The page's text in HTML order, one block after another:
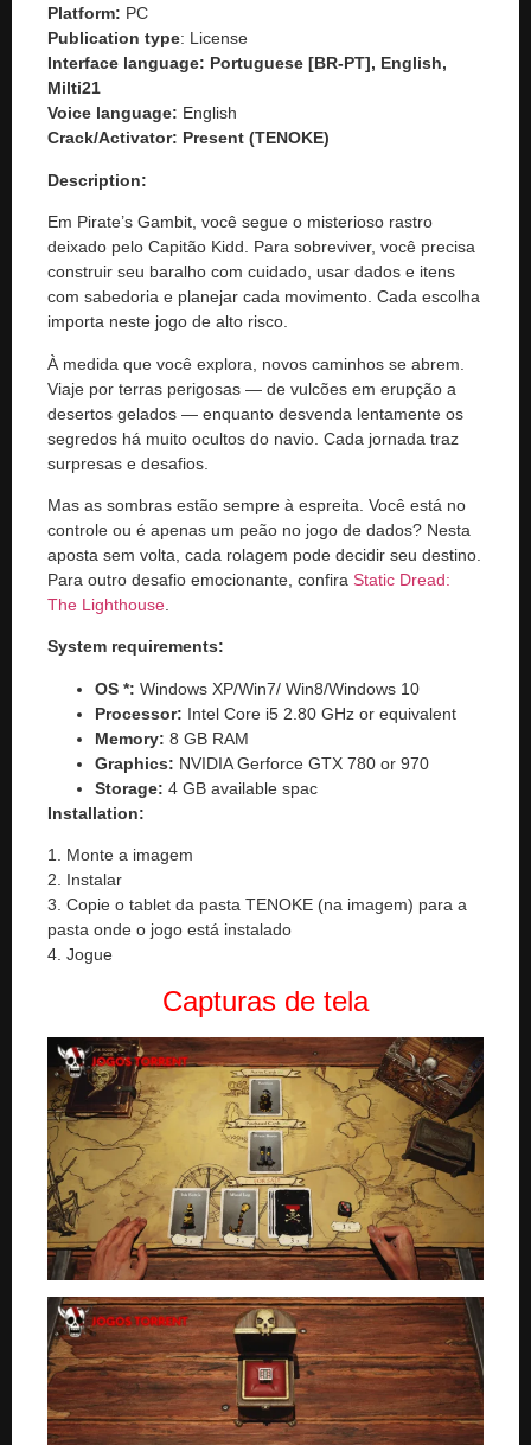
Platform: PC
Publication type: License
Interface language: Portuguese [BR-PT], English,
Milti21
Voice language: English
Crack/Activator: Present (TENOKE)
Description:
Em Pirate’s Gambit, você segue o misterioso rastro
deixado pelo Capitão Kidd. Para sobreviver, você precisa
construir seu baralho com cuidado, usar dados e itens
com sabedoria e planejar cada movimento. Cada escolha
importa neste jogo de alto risco.
À medida que você explora, novos caminhos se abrem.
Viaje por terras perigosas — de vulcões em erupção a
desertos gelados — enquanto desvenda lentamente os
segredos há muito ocultos do navio. Cada jornada traz
surpresas e desafios.
Mas as sombras estão sempre à espreita. Você está no
controle ou é apenas um peão no jogo de dados? Nesta
aposta sem volta, cada rolagem pode decidir seu destino.
Para outro desafio emocionante, confira Static Dread:
The Lighthouse
System requirements:
OS *: Windows XP/Win7/ Win8/Windows 10
Processor: Intel Core i5 2.80 GHz or equivalent
Memory: 8 GB RAM
Graphics: NVIDIA Gerforce GTX 780 or 970
Storage: 4 GB available spac
Installation:
1. Monte a imagem
2. Instalar
3. Copie o tablet da pasta TENOKE (na imagem) para a
pasta onde o jogo está instalado
4. Jogue
Capturas de tela